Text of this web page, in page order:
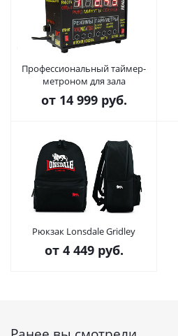
Профессиональный таймер-
метроном для зала
от 14 999 руб.
Рюкзак Lonsdale Gridley
от 4 449 руб.